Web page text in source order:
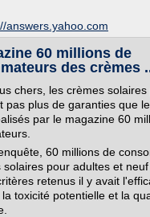
answers.yahoo.com
60 millions de
des crèmes
chers, les crèmes
pas plus de garanties que
par le magazine 60
60 millions de
solaires pour adultes et neuf
retenus il y avait
toxicité potentielle et la